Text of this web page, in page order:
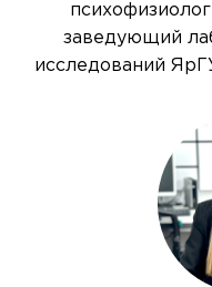
заведующий
исследований